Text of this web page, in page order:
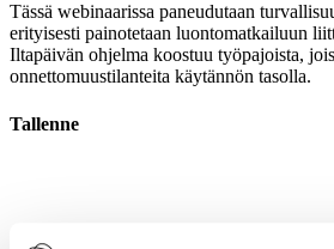
Tässä webinaarissa paneudutaan
erityisesti painotetaan luontomatkailuun
Iltapäivän ohjelma koostuu työpajoista,
onnettomuustilanteita käytännön tasolla.
Tallenne